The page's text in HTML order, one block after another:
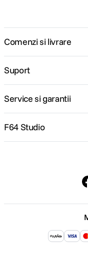
Comenzi si livrare
Suport
Service si garantii
F64 Studio